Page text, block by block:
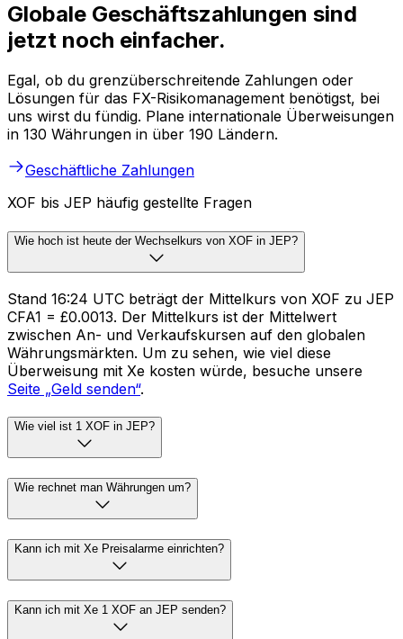
Globale Geschäftszahlungen sind
jetzt noch einfacher.
Egal, ob du grenzüberschreitende Zahlungen oder
Lösungen für das FX-Risikomanagement benötigst, bei
uns wirst du fündig. Plane internationale Überweisungen
in 130 Währungen in über 190 Ländern.
Geschäftliche Zahlungen
XOF bis JEP häufig gestellte Fragen
Wie hoch ist heute der Wechselkurs von XOF in JEP?
Stand 16:24 UTC beträgt der Mittelkurs von XOF zu JEP
CFA1 = £0.0013. Der Mittelkurs ist der Mittelwert
zwischen An- und Verkaufskursen auf den globalen
Währungsmärkten. Um zu sehen, wie viel diese
Überweisung mit Xe kosten würde, besuche unsere
Seite „Geld senden“.
Wie viel ist 1 XOF in JEP?
Wie rechnet man Währungen um?
Kann ich mit Xe Preisalarme einrichten?
Kann ich mit Xe 1 XOF an JEP senden?